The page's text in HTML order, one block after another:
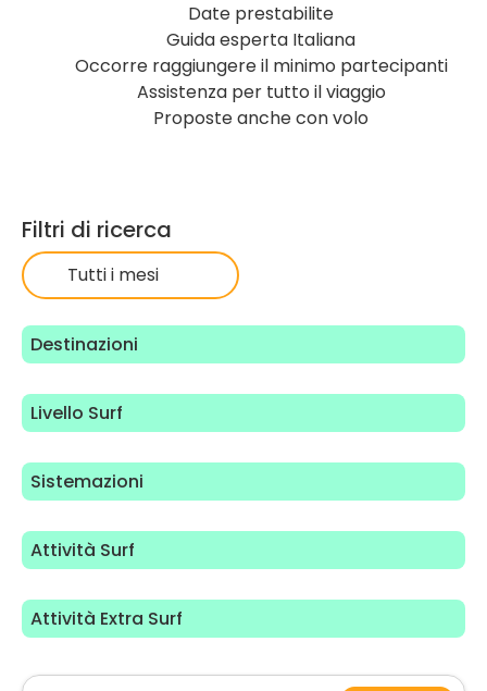
Date prestabilite
Guida esperta Italiana
Occorre raggiungere il minimo partecipanti
Assistenza per tutto il viaggio
Proposte anche con volo
Filtri di ricerca
Tutti i mesi
Destinazioni
Livello Surf
Sistemazioni
Attività Surf
Attività Extra Surf